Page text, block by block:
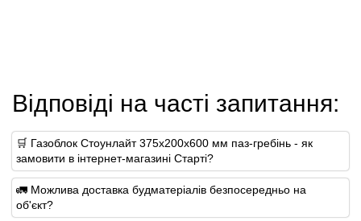
Відповіді на часті запитання:
🛒 Газоблок Стоунлайт 375x200x600 мм паз-гребінь - як
замовити в інтернет-магазині Старті?
🚛 Можлива доставка будматеріалів безпосередньо на
об'єкт?